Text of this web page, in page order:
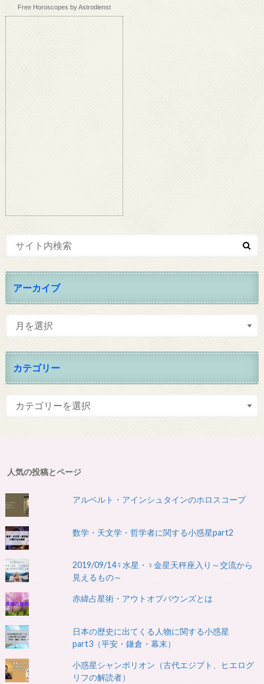
Free Horoscopes by Astrodienst
アーカイブ
カテゴリー
人気の投稿とページ
アルベルト・アインシュタインのホロスコープ
数学・天文学・哲学者に関する小惑星part2
2019/09/14☿水星・♀金星天秤座入り～交流から
見えるもの～
赤緯占星術・アウトオブバウンズとは
日本の歴史に出てくる人物に関する小惑星
part3（平安・鎌倉・幕末）
小惑星シャンポリオン（古代エジプト、ヒエログ
リフの解読者）